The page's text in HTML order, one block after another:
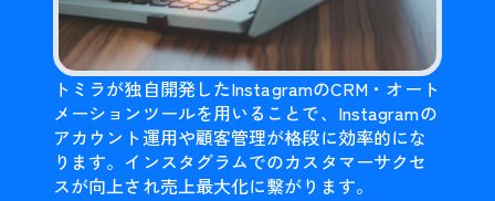
トミラが独自開発したInstagramのCRM・オート
メーションツールを用いることで、Instagramの
アカウント運用や顧客管理が格段に効率的にな
ります。インスタグラムでのカスタマーサクセ
スが向上され売上最大化に繋がります。